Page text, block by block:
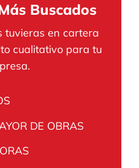
Buscados
tuvieras en cartera
cualitativo para tu
DE OBRAS